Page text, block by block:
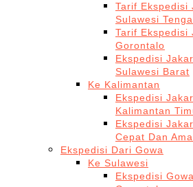
Tarif Ekspedisi
Sulawesi
Tarif Ekspedisi
Gorontalo
Ekspedisi
Sulawesi Barat
Ke Kalimantan
Ekspedisi
Kalimantan
Ekspedisi
Cepat Dan
Ekspedisi Dari Gowa
Ke Sulawesi
Ekspedisi